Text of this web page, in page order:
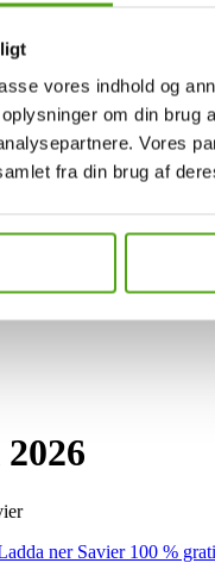
vores indhold og
om din brug
Vores
fra din brug af
ner Savier 100 %